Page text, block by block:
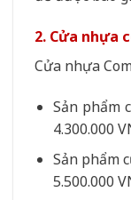
2. Cửa nhựa
Cửa nhựa
Sản phẩm
4.300.000
Sản phẩm
5.500.000